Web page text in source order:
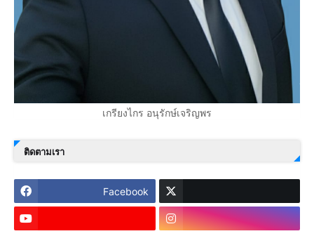
เกรียงไกร อนุรักษ์เจริญพร
ติดตามเรา
Facebook